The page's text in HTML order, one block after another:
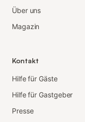
Über uns
Magazin
Kontakt
Hilfe für Gäste
Hilfe für Gastgeber
Presse